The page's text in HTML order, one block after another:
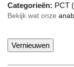
Categorieën: PCT
Bekijk wat onze